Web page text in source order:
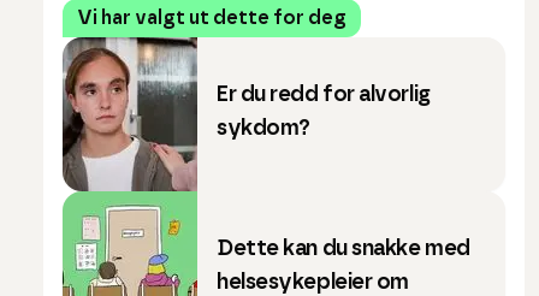
Vi har valgt ut dette for deg
Er du redd for alvorlig
sykdom?
Dette kan du snakke med
helsesykepleier om